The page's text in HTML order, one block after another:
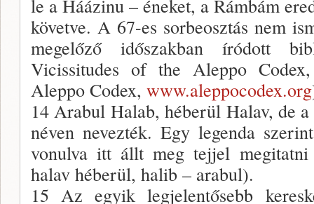
le a Háázinu – éneket, a Rámbám
követve. A 67-es sorbeosztás nem
megelőző időszakban íródott
Vicissitudes of the Aleppo
Aleppo Codex, www.aleppocodex.org
14 Arabul Halab, héberül Halav, de
néven nevezték. Egy legenda
vonulva itt állt meg tejjel
halav héberül, halib – arabul).
15 Az egyik legjelentősebb